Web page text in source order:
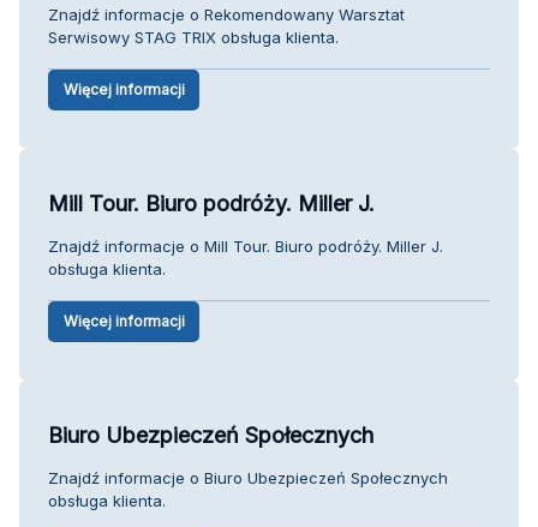
Znajdź informacje o Rekomendowany Warsztat
Serwisowy STAG TRIX obsługa klienta.
Więcej informacji
Mill Tour. Biuro podróży. Miller J.
Znajdź informacje o Mill Tour. Biuro podróży. Miller J.
obsługa klienta.
Więcej informacji
Biuro Ubezpieczeń Społecznych
Znajdź informacje o Biuro Ubezpieczeń Społecznych
obsługa klienta.